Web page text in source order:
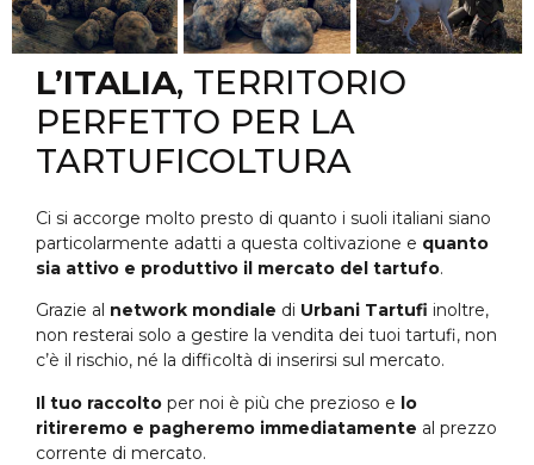
L’ITALIA, TERRITORIO
PERFETTO PER LA
TARTUFICOLTURA
Ci si accorge molto presto di quanto i suoli italiani siano
particolarmente adatti a questa coltivazione e quanto
sia attivo e produttivo il mercato del tartufo.
Grazie al network mondiale di Urbani Tartufi inoltre,
non resterai solo a gestire la vendita dei tuoi tartufi, non
c’è il rischio, né la difficoltà di inserirsi sul mercato.
Il tuo raccolto per noi è più che prezioso e lo
ritireremo e pagheremo immediatamente al prezzo
corrente di mercato.